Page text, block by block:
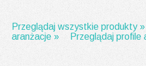
Przeglądaj wszystkie produkty »
aranżacje »
Przeglądaj profile